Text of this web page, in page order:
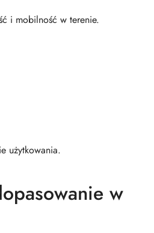
i mobilność w terenie.
użytkowania.
w